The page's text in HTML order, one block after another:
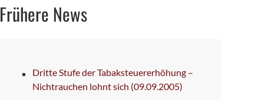
Frühere News
Dritte Stufe der Tabaksteuererhöhung –
Nichtrauchen lohnt sich (09.09.2005)